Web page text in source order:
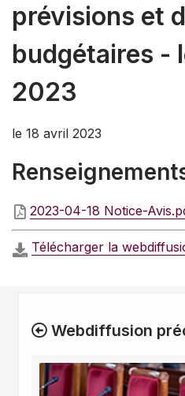
prévisions et
budgétaires -
2023
le 18 avril 2023
2023-04-18 Notice-
Télécharger la
Webdiffusion